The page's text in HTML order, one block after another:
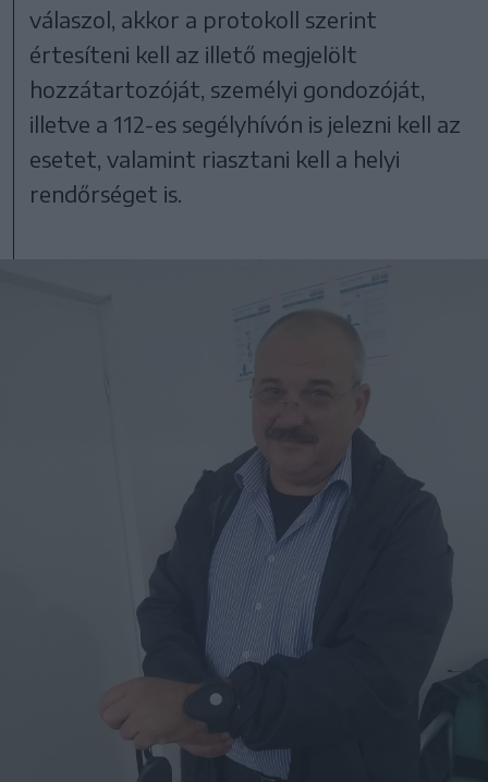
válaszol, akkor a protokoll szerint
értesíteni kell az illető megjelölt
hozzátartozóját, személyi gondozóját,
illetve a 112-es segélyhívón is jelezni kell az
esetet, valamint riasztani kell a helyi
rendőrséget is.